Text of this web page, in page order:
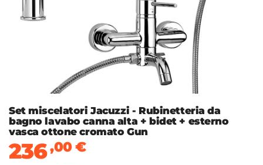
Set miscelatori Jacuzzi - Rubinetteria da
bagno lavabo canna alta + bidet + esterno
vasca ottone cromato Gun
236,00€